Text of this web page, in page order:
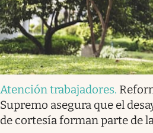
Atención trabajadores.
Supremo asegura que el
de cortesía forman parte de